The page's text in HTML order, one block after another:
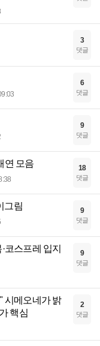
3
댓글
6
댓글
9
댓글
연 모음 18
댓글
그림 9
댓글
코스프레 입지
9
댓글
시메오네가 밝
핵심
2
댓글